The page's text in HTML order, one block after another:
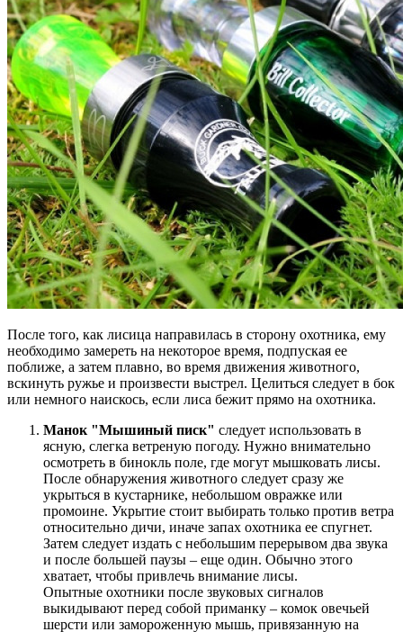
После того, как лисица направилась в сторону охотника, ему
необходимо замереть на некоторое время, подпуская ее
поближе, а затем плавно, во время движения животного,
вскинуть ружье и произвести выстрел. Целиться следует в бок
или немного наискось, если лиса бежит прямо на охотника.
Манок "Мышиный писк" следует использовать в
ясную, слегка ветреную погоду. Нужно внимательно
осмотреть в бинокль поле, где могут мышковать лисы.
После обнаружения животного следует сразу же
укрыться в кустарнике, небольшом овражке или
промоине. Укрытие стоит выбирать только против ветра
относительно дичи, иначе запах охотника ее спугнет.
Затем следует издать с небольшим перерывом два звука
и после большей паузы – еще один. Обычно этого
хватает, чтобы привлечь внимание лисы.
Опытные охотники после звуковых сигналов
выкидывают перед собой приманку – комок овечьей
шерсти или замороженную мышь, привязанную на